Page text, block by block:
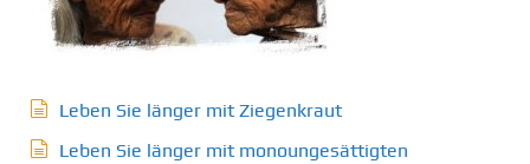
Leben Sie länger mit Ziegenkraut
Leben Sie länger mit monoungesättigten